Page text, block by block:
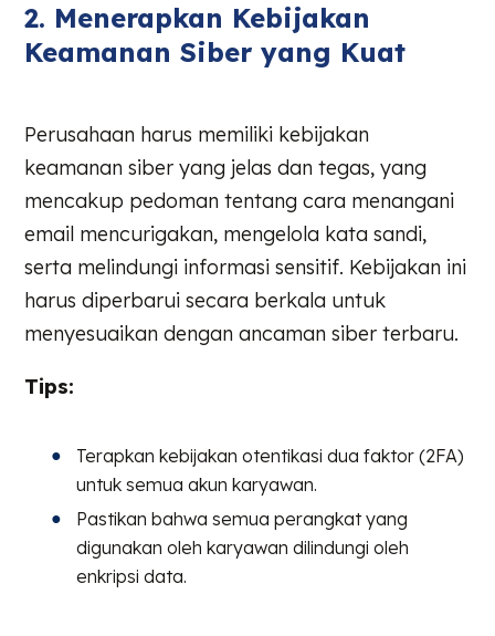
2. Menerapkan Kebijakan
Keamanan Siber yang Kuat
Perusahaan harus memiliki kebijakan
keamanan siber yang jelas dan tegas, yang
mencakup pedoman tentang cara menangani
email mencurigakan, mengelola kata sandi,
serta melindungi informasi sensitif. Kebijakan ini
harus diperbarui secara berkala untuk
menyesuaikan dengan ancaman siber terbaru.
Tips:
Terapkan kebijakan otentikasi dua faktor (2FA)
untuk semua akun karyawan.
Pastikan bahwa semua perangkat yang
digunakan oleh karyawan dilindungi oleh
enkripsi data.